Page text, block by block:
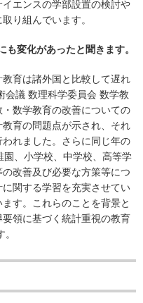
エンスの学部設置の検討や
り組んでいます。
変化があったと聞きます。
育は諸外国と比較して遅れ
会議 数理科学委員会 数学教
数学教育の改善についての
育の問題点が示され、それ
れました。さらに同じ年の
、小学校、中学校、高等学
改善及び必要な方策等につ
関する学習を充実させてい
す。これらのことを背景と
領に基づく統計重視の教育